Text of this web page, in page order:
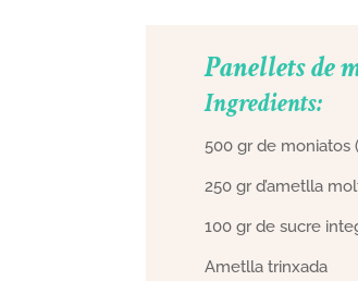
Panellets de
Ingredients:
500 gr de moniatos
250 gr d’ametlla
100 gr de sucre
Ametlla trinxada